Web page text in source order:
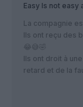
Easy Is not easy
La compagnie
Ils ont reçu des
😂😅🤣
Ils ont droit à
retard et de la